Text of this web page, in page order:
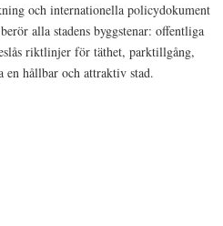
och internationella policydokument
alla stadens byggstenar: offentliga
riktlinjer för täthet, parktillgång,
en hållbar och attraktiv stad.